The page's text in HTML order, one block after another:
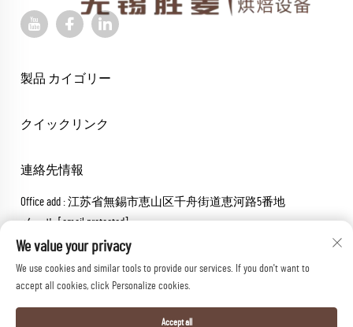
製品 カイゴリー
クイックリンク
連絡先情報
Office add : 江苏省無錫市恵山区千舟街道恵河路5番地
メール:[email protected]
連絡先:+86-18652826331
Copyright © 2026 wuxi sheng mai machinery co.,ltd. All rights reserved.
We value your privacy
We use cookies and similar tools to provide our services. If you don't want to
accept all cookies, click Personalize cookies.
Accept all